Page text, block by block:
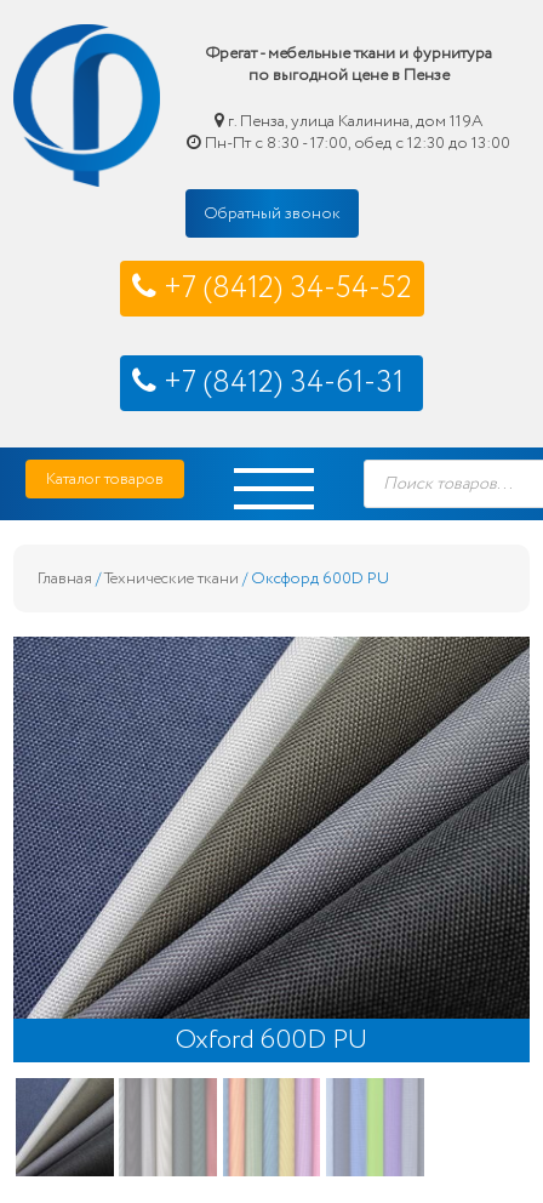
Фрегат - мебельные ткани и фурнитура
по выгодной цене в Пензе
г. Пенза, улица Калинина, дом 119А
Пн-Пт с 8:30 - 17:00, обед с 12:30 до 13:00
Обратный звонок
+7 (8412) 34-54-52
+7 (8412) 34-61-31
Skip
content
Фрегат — мебельные ткани и фурнитура купить по выгодной цене в Пензе
Каталог товаров
Поиск
товаров
Главная /Технические ткани / Оксфорд 600D PU
Oxford 600D PU